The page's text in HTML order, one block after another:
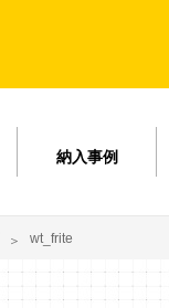
納入事例
wt_frite